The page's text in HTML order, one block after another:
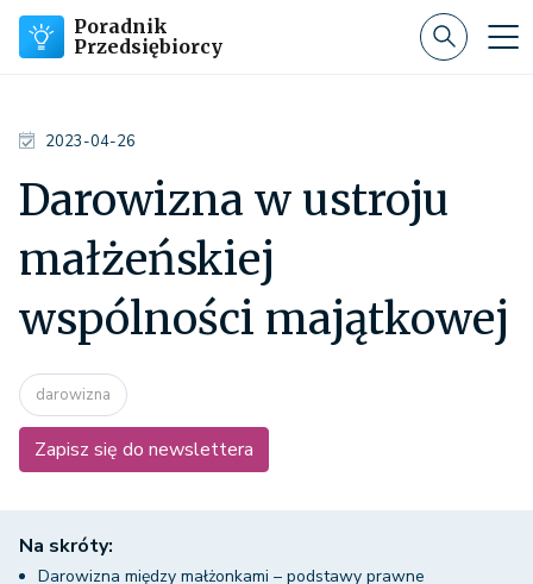
Poradnik
Przedsiębiorcy
2023-04-26
Darowizna w ustroju
małżeńskiej
wspólności majątkowej
darowizna
Zapisz się do newslettera
Na skróty:
Darowizna między małżonkami – podstawy prawne